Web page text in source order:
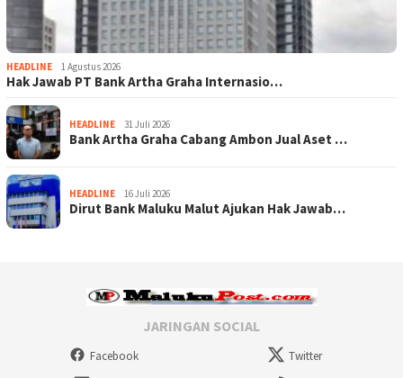
HEADLINE 1 Agustus 2026
Hak Jawab PT Bank Artha Graha Internasio…
HEADLINE 31 Juli 2026
Bank Artha Graha Cabang Ambon Jual Aset …
HEADLINE 16 Juli 2026
Dirut Bank Maluku Malut Ajukan Hak Jawab…
JARINGAN SOCIAL
Facebook
Twitter